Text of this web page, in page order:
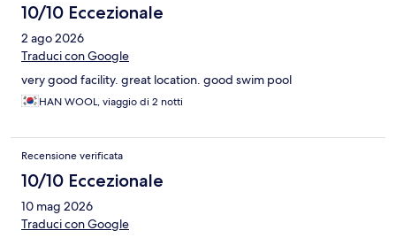
10/10 Eccezionale
2 ago 2026
Traduci con Google
very good facility. great location. good swim pool
HAN WOOL, viaggio di 2 notti
Recensione verificata
10/10 Eccezionale
10 mag 2026
Traduci con Google